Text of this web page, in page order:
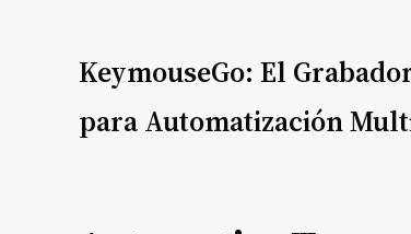
KeymouseGo: El
para Automatización